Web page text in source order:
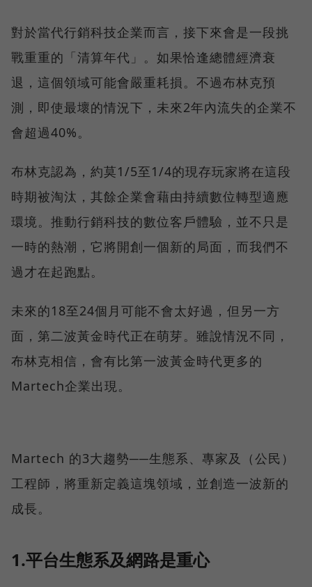
對於當代行銷科技企業而言，接下來會是一段挑
戰重重的「清算年代」。如果恰逢總體經濟衰
退，這個領域可能會嚴重耗損。不過布林克預
測，即使最壞的情況下，未來2年內流失的企業不
會超過40%。
布林克認為，約莫1/5至1/4的現存玩家將在這段
時期被淘汰，其餘企業會藉由持續數位轉型適應
環境。推動行銷科技的數位客戶體驗，並不只是
一時的熱潮，它將開創一個新的局面，而我們不
過才在起跑點。
未來的18至24個月可能不會太好過，但另一方
面，第二波黃金時代正在萌芽。雖說情況不同，
布林克相信，會有比第一波黃金時代更多的
Martech企業出現。
Martech 的3大趨勢──生態系、專家及（公民）
工程師，將重新定義這塊領域，並創造一波新的
成長。
1.平台生態系及網路是重心